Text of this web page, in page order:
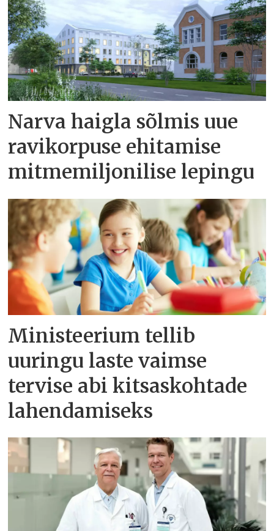
Narva haigla sõlmis uue
ravikorpuse ehitamise
mitmemiljonilise lepingu
Ministeerium tellib
uuringu laste vaimse
tervise abi kitsaskohtade
lahendamiseks